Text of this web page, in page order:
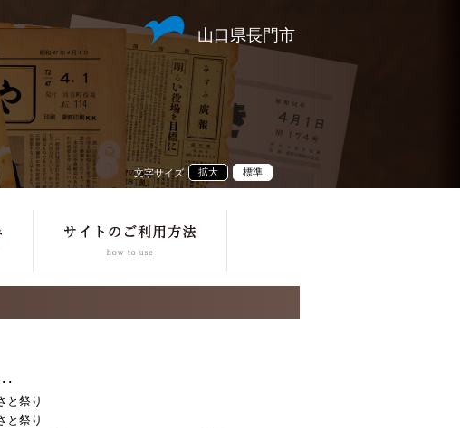
山口県長門市
文字サイズ 標準
拡大
･
と祭り
と祭り